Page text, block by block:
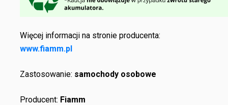
Więcej informacji na stronie producenta:
www.fiamm.pl
Zastosowanie: samochody osobowe
Producent: Fiamm